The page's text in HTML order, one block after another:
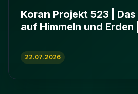
Koran Projekt 523 |
auf Himmeln und Erden
ʿImrān 103-112
22.07.2026